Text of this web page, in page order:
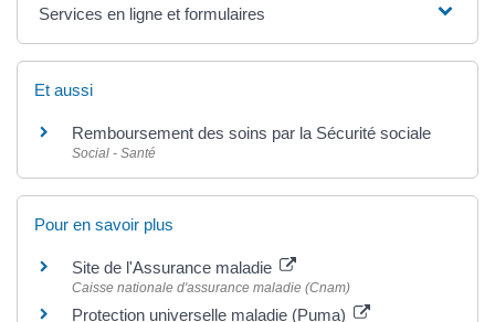
Services en ligne et formulaires
Et aussi
Remboursement des soins par la Sécurité sociale
Social - Santé
Pour en savoir plus
Site de l'Assurance maladie
Caisse nationale d'assurance maladie (Cnam)
Protection universelle maladie (Puma)